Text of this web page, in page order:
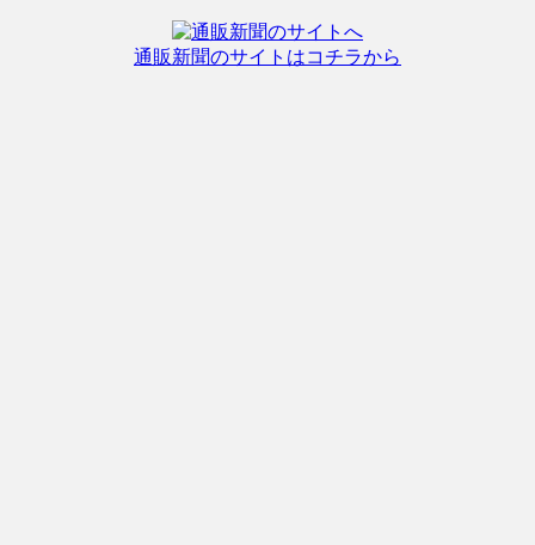
通販新聞のサイトはコチラから